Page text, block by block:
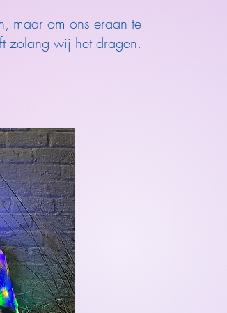
maar om ons eraan te
zolang wij het dragen.